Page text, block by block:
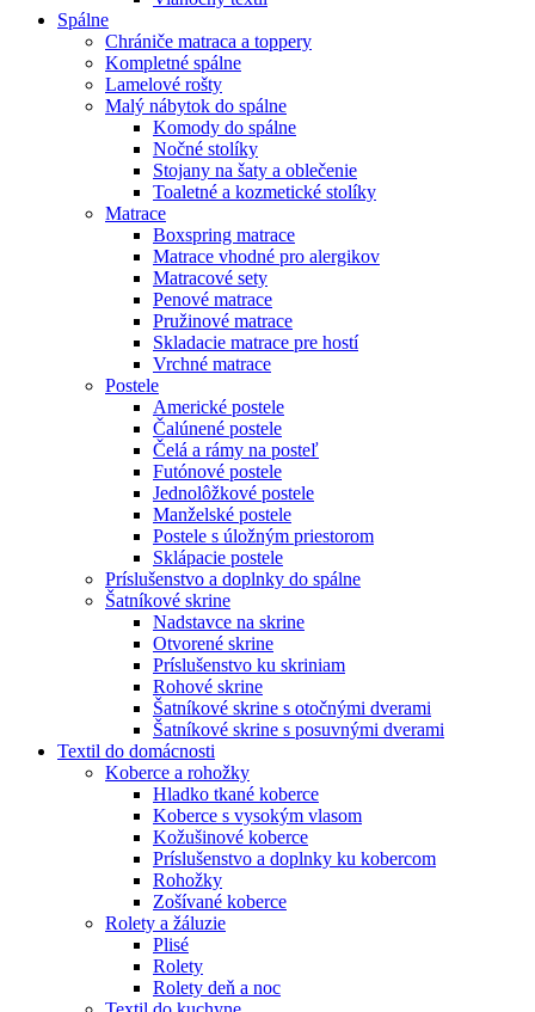
Spálne
Chrániče matraca a toppery
Kompletné spálne
Lamelové rošty
Malý nábytok do spálne
Komody do spálne
Nočné stolíky
Stojany na šaty a oblečenie
Toaletné a kozmetické stolíky
Matrace
Boxspring matrace
Matrace vhodné pro alergikov
Matracové sety
Penové matrace
Pružinové matrace
Skladacie matrace pre hostí
Vrchné matrace
Postele
Americké postele
Čalúnené postele
Čelá a rámy na posteľ
Futónové postele
Jednolôžkové postele
Manželské postele
Postele s úložným priestorom
Sklápacie postele
Príslušenstvo a doplnky do spálne
Šatníkové skrine
Nadstavce na skrine
Otvorené skrine
Príslušenstvo ku skriniam
Rohové skrine
Šatníkové skrine s otočnými dverami
Šatníkové skrine s posuvnými dverami
Textil do domácnosti
Koberce a rohožky
Hladko tkané koberce
Koberce s vysokým vlasom
Kožušinové koberce
Príslušenstvo a doplnky ku kobercom
Rohožky
Zošívané koberce
Rolety a žáluzie
Plisé
Rolety
Rolety deň a noc